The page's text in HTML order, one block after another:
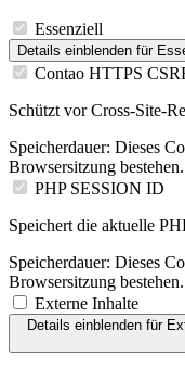
Essenziell
Details einblenden für
Contao HTTPS
Schützt vor Cross-Site-
Speicherdauer: Dieses
Browsersitzung bestehen.
PHP SESSION ID
Speichert die aktuelle
Speicherdauer: Dieses
Browsersitzung bestehen.
Externe Inhalte
Details einblendenfür